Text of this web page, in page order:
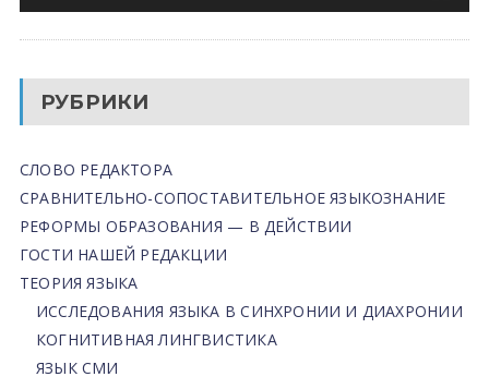
РУБРИКИ
СЛОВО РЕДАКТОРА
СРАВНИТЕЛЬНО-СОПОСТАВИТЕЛЬНОЕ ЯЗЫКОЗНАНИЕ
РЕФОРМЫ ОБРАЗОВАНИЯ — В ДЕЙСТВИИ
ГОСТИ НАШЕЙ РЕДАКЦИИ
ТЕОРИЯ ЯЗЫКА
ИССЛЕДОВАНИЯ ЯЗЫКА В СИНХРОНИИ И ДИАХРОНИИ
КОГНИТИВНАЯ ЛИНГВИСТИКА
ЯЗЫК СМИ